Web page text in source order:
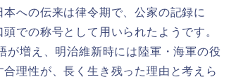
への伝来は律令期で、公家の記録に
での称号として用いられたようです。
増え、明治維新時には陸軍・海軍の役
理性が、長く生き残った理由と考えら